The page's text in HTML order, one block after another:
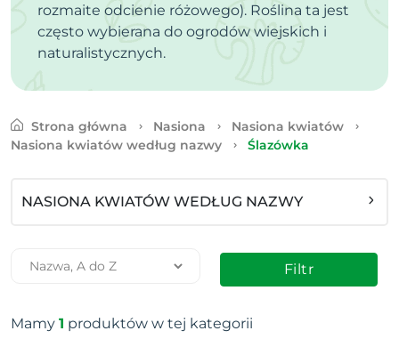
rozmaite odcienie różowego). Roślina ta jest
często wybierana do ogrodów wiejskich i
naturalistycznych.
Strona główna Nasiona
Nasiona kwiatów
Nasiona kwiatów według nazwy
Ślazówka
NASIONA KWIATÓW WEDŁUG NAZWY
Filtr
Mamy 1 produktów w tej kategorii